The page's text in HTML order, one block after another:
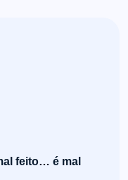
feito… é mal